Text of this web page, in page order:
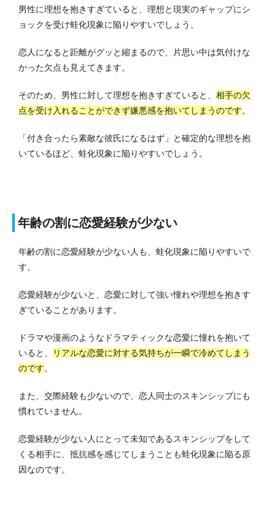
男性に理想を抱きすぎていると、理想と現実のギャップにシ
ョックを受け蛙化現象に陥りやすいでしょう。
恋人になると距離がグッと縮まるので、片思い中は気付けな
かった欠点も見えてきます。
そのため、男性に対して理想を抱きすぎていると、 相手の欠
点を受け入れることができず嫌悪感を抱いてしまうのです。
「付き合ったら素敵な彼氏になるはず」と確定的な理想を抱
いているほど、蛙化現象に陥りやすいでしょう。
年齢の割に恋愛経験が少ない
年齢の割に恋愛経験が少ない人も、蛙化現象に陥りやすいで
す。
恋愛経験が少ないと、恋愛に対して強い憧れや理想を抱きす
ぎていることがあります。
ドラマや漫画のようなドラマティックな恋愛に憧れを抱いて
いると、
リアルな恋愛に対する気持ちが一瞬で冷めてしまう
のです。
また、交際経験も少ないので、恋人同士のスキンシップにも
慣れていません。
恋愛経験が少ない人にとって未知であるスキンシップをして
くる相手に、抵抗感を感じてしまうことも蛙化現象に陥る原
因なのです。